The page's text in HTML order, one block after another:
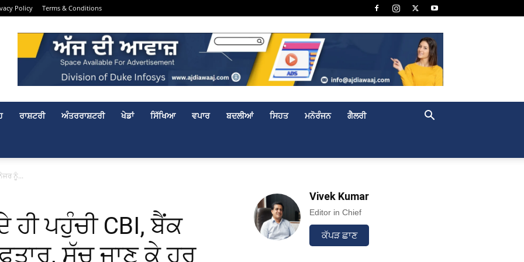
Policy Terms & Conditions
ਰਾਸ਼ਟਰੀ ਅੰਤਰਰਾਸ਼ਟਰੀ ਖੇਡਾਂ ਸਿੱਖਿਆ ਵਪਾਰ ਬਦਲੀਆਂ ਸਿਹਤ ਮਨੋਰੰਜਨ ਗੈਲਰੀ
ਨੂੰ...
ਪਹੁੰਚੀ CBI, ਬੈਂਕ
ਸੱਚ ਜਾਣ ਕੇ ਹਰ
Vivek Kumar
Editor in Chief
ਕੱਪੜ ਛਾਣ